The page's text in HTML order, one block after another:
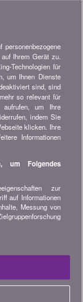
Bereichen
mehr...
alle Ratschläge
personenbezogene
Ihrem Gerät zu.
Technologien für
um Ihnen Dienste
sind, sind
so relevant für
um Ihre
indem Sie
klicken. Ihre
Informationen
um Folgendes
zur
auf Informationen
Messung von